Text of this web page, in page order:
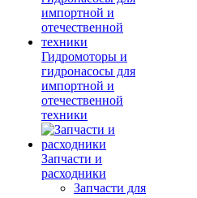
Гидромоторы и
гидронасосы для
импортной и
отечественной
техники
Запчасти и
расходники
Запчасти для